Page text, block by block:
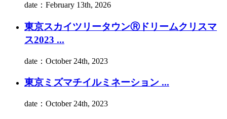
date：February 13th, 2026
東京スカイツリータウンⓇドリームクリスマ
ス2023 ...
date：October 24th, 2023
東京ミズマチイルミネーション ...
date：October 24th, 2023